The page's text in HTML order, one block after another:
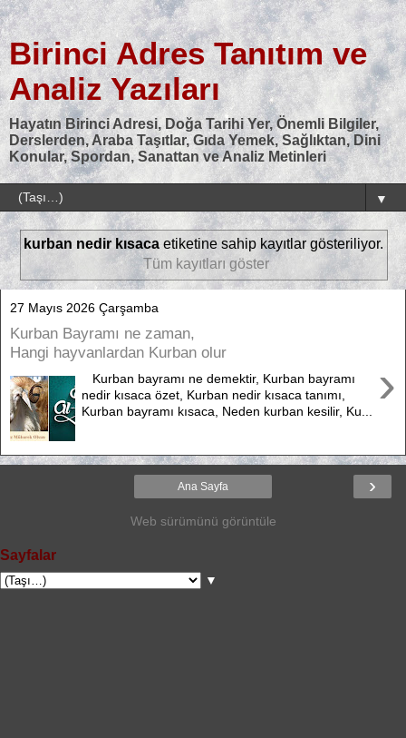
Birinci Adres Tanıtım ve
Analiz Yazıları
Hayatın Birinci Adresi, Doğa Tarihi Yer, Önemli Bilgiler,
Derslerden, Araba Taşıtlar, Gıda Yemek, Sağlıktan, Dini
Konular, Spordan, Sanattan ve Analiz Metinleri
▼
kurban nedir kısacaetiketine sahip kayıtlar gösteriliyor.
Tüm kayıtları göster
27 Mayıs 2026 Çarşamba
Kurban Bayramı ne zaman,
Hangi hayvanlardan Kurban olur
›
Kurban bayramı ne demektir, Kurban bayramı
nedir kısaca özet, Kurban nedir kısaca tanımı,
Kurban bayramı kısaca, Neden kurban kesilir, Ku...
›
Ana Sayfa
Web sürümünü görüntüle
Sayfalar
▼